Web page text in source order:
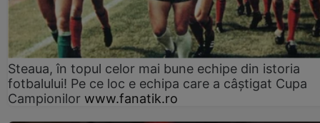
Steaua, în topul celor mai bune echipe din istoria
fotbalului! Pe ce loc e echipa care a câştigat Cupa
Campionilor www.fanatik.ro